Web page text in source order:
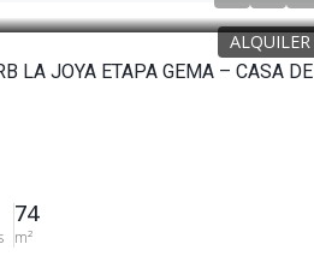
ALQUILER
LA JOYA ETAPA GEMA – CASA DE
74
m²